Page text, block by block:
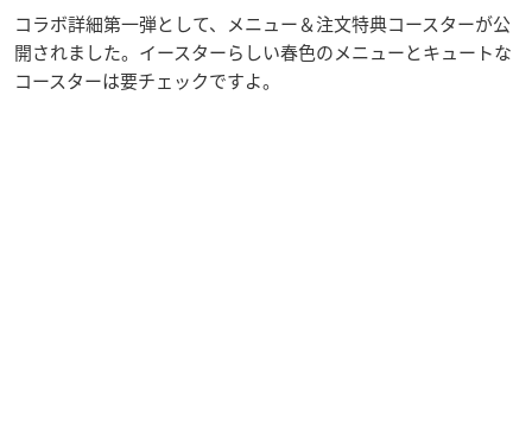
コラボ詳細第一弾として、メニュー＆注文特典コースターが公
開されました。イースターらしい春色のメニューとキュートな
コースターは要チェックですよ。